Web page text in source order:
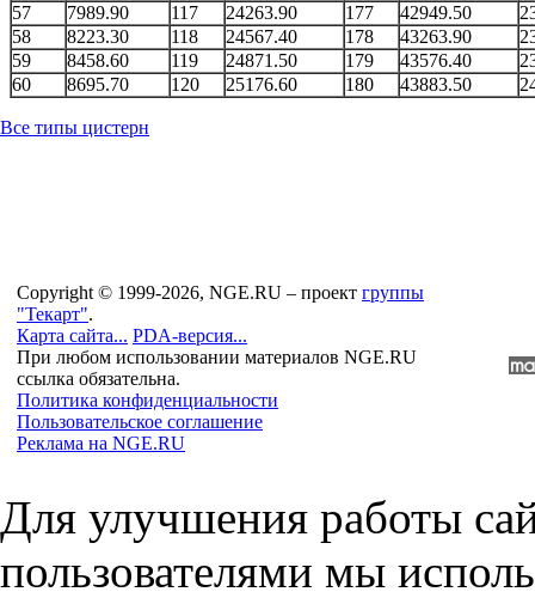
57
7989.90 117 24263.90 177 42949.50
58
8223.30 118 24567.40 178 43263.90
59
8458.60 119 24871.50 179 43576.40
60
8695.70 120 25176.60 180 43883.50
Все типы цистерн
Copyright © 1999-2026, NGE.RU – проект группы
"Текарт".
Карта сайта... PDA-версия...
При любом использовании материалов NGE.RU
ссылка обязательна.
Политика конфиденциальности
Пользовательское соглашение
Реклама на NGE.RU
Для улучшения работы
пользователями мы